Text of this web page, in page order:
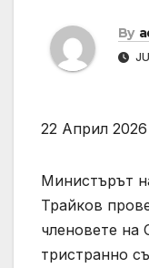
By
22 Април 2026
Министърът
Трайков
членовете на
тристранно